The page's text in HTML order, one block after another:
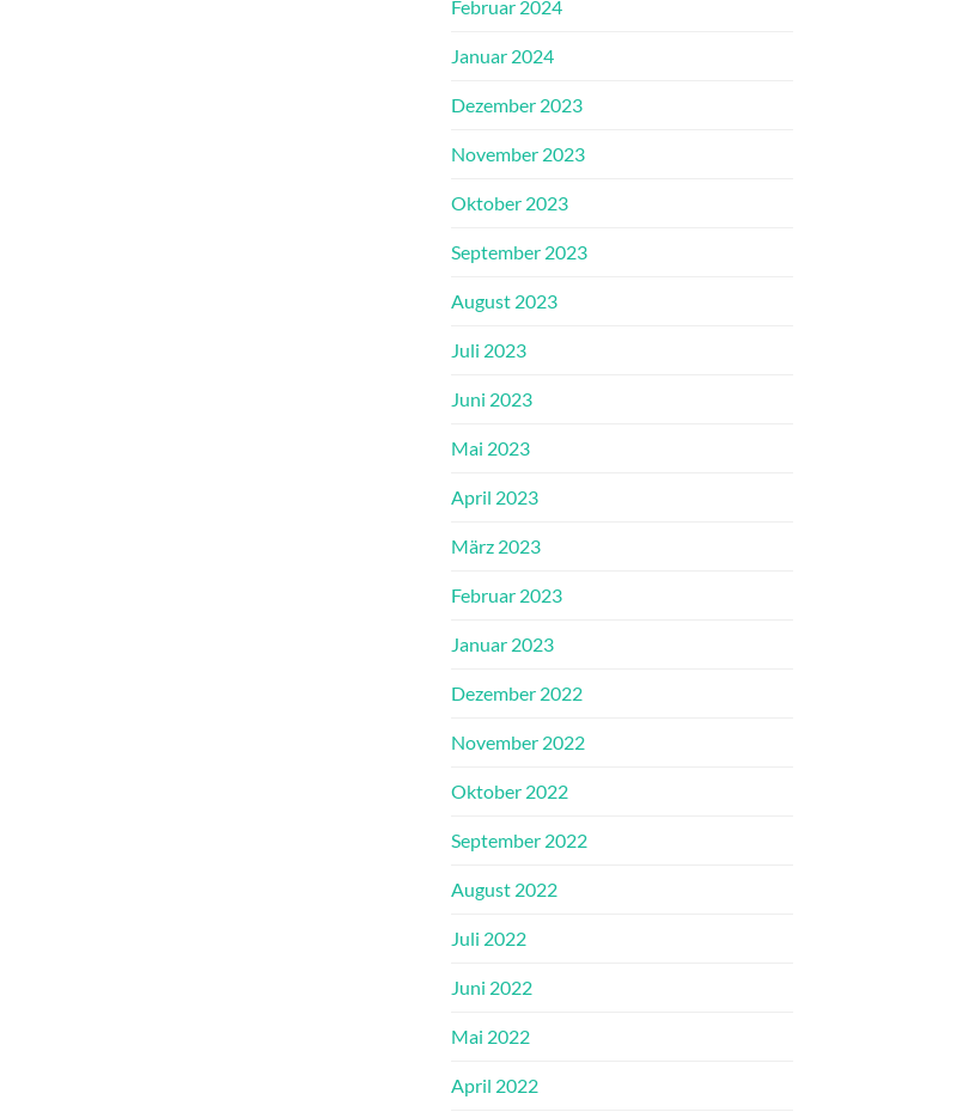
Februar 2024
Januar 2024
Dezember 2023
November 2023
Oktober 2023
September 2023
August 2023
Juli 2023
Juni 2023
Mai 2023
April 2023
März 2023
Februar 2023
Januar 2023
Dezember 2022
November 2022
Oktober 2022
September 2022
August 2022
Juli 2022
Juni 2022
Mai 2022
April 2022